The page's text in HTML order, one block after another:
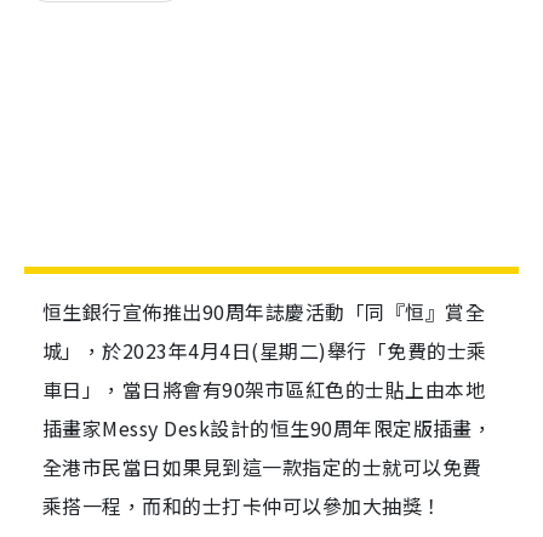
恒生銀行宣佈推出90周年誌慶活動「同『恒』賞全
城」，於2023年4月4日(星期二)舉行「免費的士乘
車日」，當日將會有90架市區紅色的士貼上由本地
插畫家Messy Desk設計的恒生90周年限定版插畫，
全港市民當日如果見到這一款指定的士就可以免費
乘搭一程，而和的士打卡仲可以參加大抽獎！